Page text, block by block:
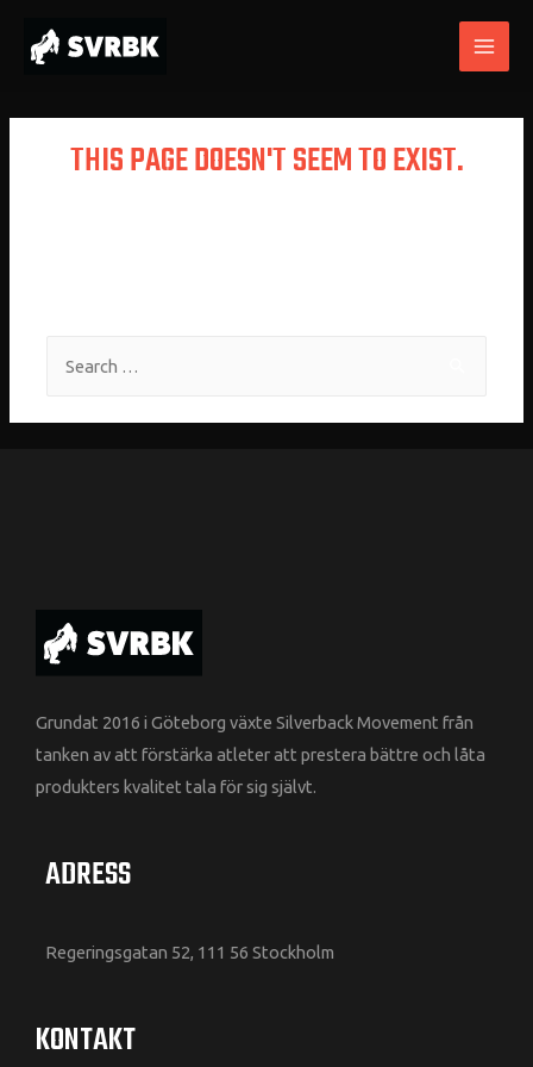
THIS PAGE DOESN'T SEEM TO EXIST.
Grundat 2016 i Göteborg växte Silverback Movement från
tanken av att förstärka atleter att prestera bättre och låta
produkters kvalitet tala för sig självt.
ADRESS
Regeringsgatan 52, 111 56 Stockholm
KONTAKT